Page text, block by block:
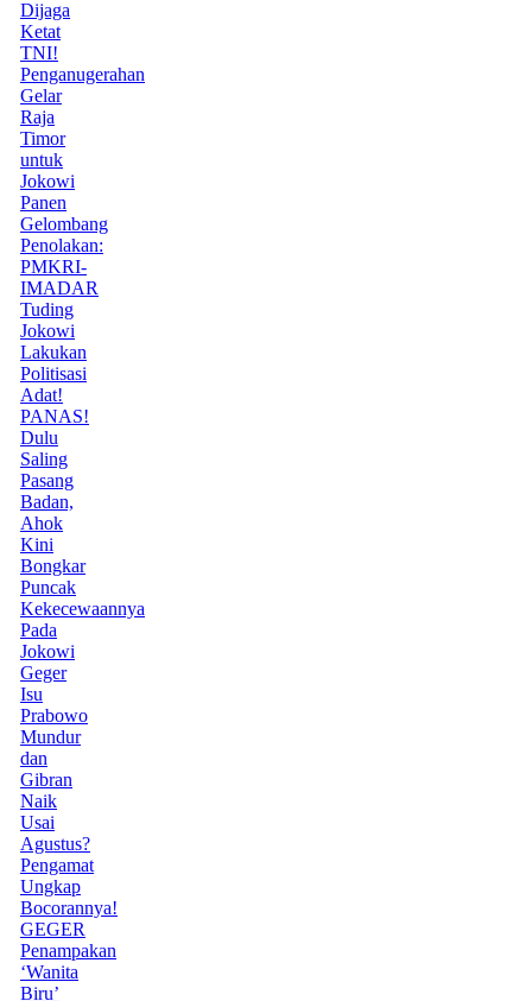
Dijaga
Ketat
TNI!
Penganugerahan
Gelar
Raja
Timor
untuk
Jokowi
Panen
Gelombang
Penolakan:
PMKRI-
IMADAR
Tuding
Jokowi
Lakukan
Politisasi
Adat!
PANAS!
Dulu
Saling
Pasang
Badan,
Ahok
Kini
Bongkar
Puncak
Kekecewaannya
Pada
Jokowi
Geger
Isu
Prabowo
Mundur
dan
Gibran
Naik
Usai
Agustus?
Pengamat
Ungkap
Bocorannya!
GEGER
Penampakan
‘Wanita
Biru’